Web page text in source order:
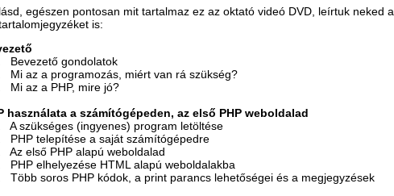
egészen pontosan mit tartalmaz ez az oktató videó DVD, leírtuk neked a
is:
Bevezető gondolatok
Mi az a programozás, miért van rá szükség?
Mi az a PHP, mire jó?
használata a számítógépeden, az első PHP weboldalad
A szükséges (ingyenes) program letöltése
PHP telepítése a saját számítógépedre
Az első PHP alapú weboldalad
PHP elhelyezése HTML alapú weboldalakba
Több soros PHP kódok, a print parancs lehetőségei és a megjegyzések